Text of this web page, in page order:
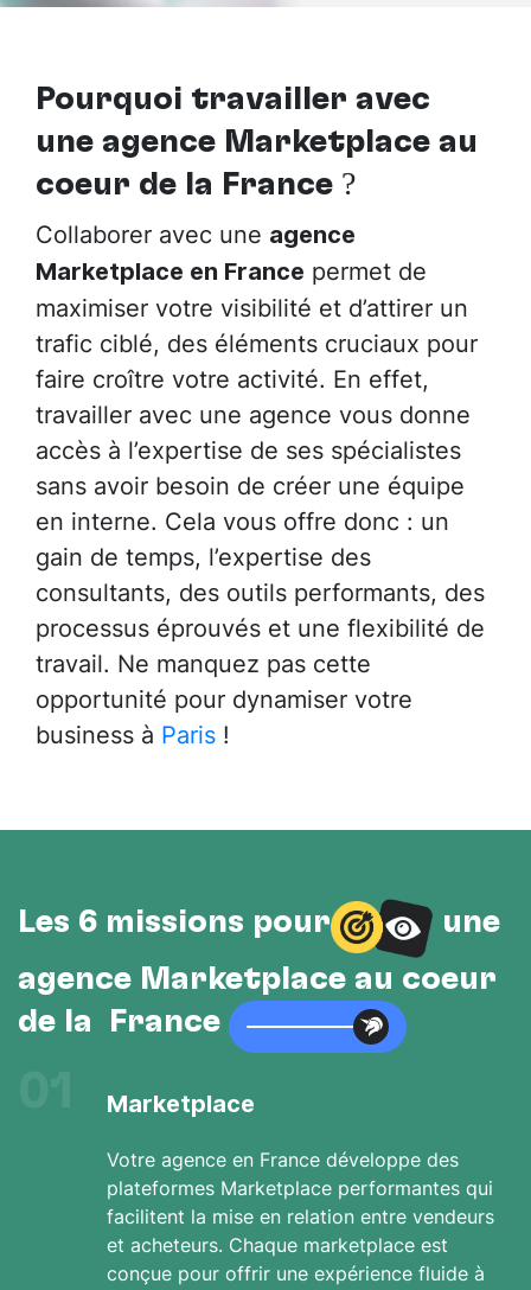
Pourquoi travailler avec
une agence Marketplace au
cœur de la France ?
Collaborer avec une agence
Marketplace en France permet de
maximiser votre visibilité et d’attirer un
trafic ciblé, des éléments cruciaux pour
faire croître votre activité. En effet,
travailler avec une agence vous donne
accès à l’expertise de ses spécialistes
sans avoir besoin de créer une équipe
en interne. Cela vous offre donc : un
gain de temps, l’expertise des
consultants, des outils performants, des
processus éprouvés et une flexibilité de
travail. Ne manquez pas cette
opportunité pour dynamiser votre
business à Paris !
Les 6 missions pour
une
agence Marketplace au cœur
de la France
Marketplace
Votre agence en France développe des
plateformes Marketplace performantes qui
facilitent la mise en relation entre vendeurs
et acheteurs. Chaque marketplace est
conçue pour offrir une expérience fluide à